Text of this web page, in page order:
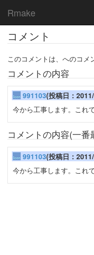
Rmake
コメント
このコメントは、へのコメ
コメントの内容
991103(投稿日：
今から工事します。これ
コメントの内容(一番
991103(投稿日：
今から工事します。これ